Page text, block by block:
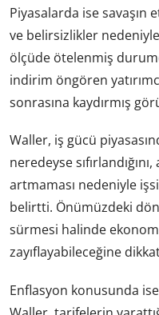
Piyasalarda ise savaşın
ve belirsizlikler
ölçüde ötelenmiş
indirim öngören
sonrasına kaydırmış
Waller, iş gücü
neredeyse
artmaması nedeniyle
belirtti. Önümüzdeki
sürmesi halinde
zayıflayabileceğine
Enflasyon konusunda